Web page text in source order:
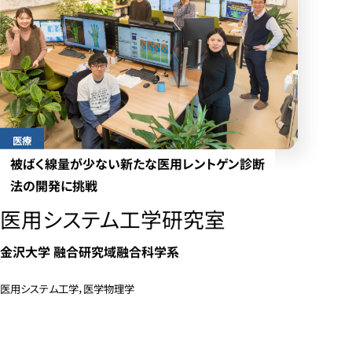
医療
被ばく線量が少ない新たな医用レントゲン診断
法の開発に挑戦
医用システム工学研究室
金沢大学 融合研究域融合科学系
医用システム工学，医学物理学